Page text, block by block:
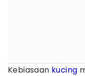
Kebiasaan kucing